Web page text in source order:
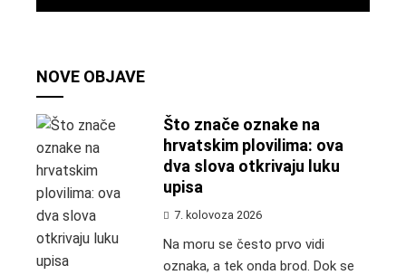
NOVE OBJAVE
Što znače oznake na
hrvatskim plovilima: ova
dva slova otkrivaju luku
upisa
7. kolovoza 2026
Na moru se često prvo vidi
oznaka, a tek onda brod. Dok se